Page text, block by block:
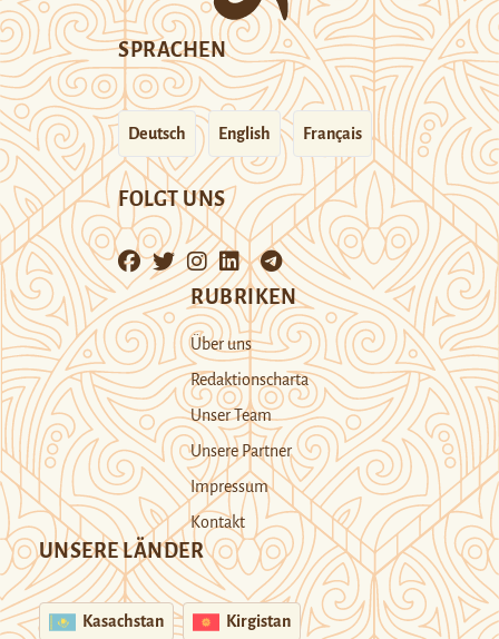
SPRACHEN
Deutsch English Français
FOLGT UNS
RUBRIKEN
Über uns
Redaktionscharta
Unser Team
Unsere Partner
Impressum
Kontakt
UNSERE LÄNDER
Kasachstan Kirgistan